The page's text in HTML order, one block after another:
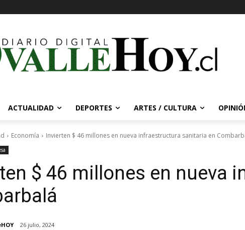
ACTUALIDAD DEPORTES ARTES / CULTURA
Economía Invierten $ 46 millones en nueva infraestructura sanitaria en
$ 46 millones en nueva
26 julio, 2024